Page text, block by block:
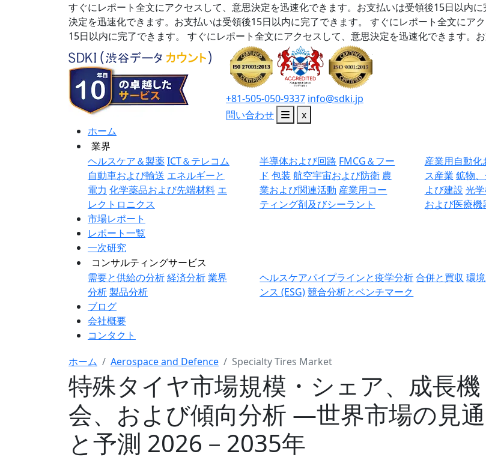
すぐにレポート全文にアクセスして、意思決定を迅速化できます。お支払いは受領後15日以内に
決定を迅速化できます。お支払いは受領後15日以内に完了できます。
すぐにレポート全文にア
15日以内に完了できます。
すぐにレポート全文にアクセスして、意思決定を迅速化できます。
+81-505-050-9337 info@sdki.jp
問い合わせ
x
ホーム
業界
ヘルスケア＆製薬ICT＆テレコム
自動車および輸送 エネルギーと
電力 化学薬品および先端材料 エ
レクトロニクス
半導体および回路 FMCG＆フー
ド 包装 航空宇宙および防衛 農
業および関連活動 産業用コー
ティング剤及びシーラント
産業用自動化
ス産業 鉱物
よび建設 光学
および医療機
市場レポート
レポート一覧
一次研究
コンサルティングサービス
需要と供給の分析経済分析業界
分析製品分析
ヘルスケアパイプラインと疫学分析合併と買収 環
ンス (ESG)競合分析とベンチマーク
ブログ
会社概要
コンタクト
ホーム Aerospace and Defence Specialty Tires Market
特殊タイヤ市場規模・シェア、成長機
会、および傾向分析 ―世界市場の見
と予測 2026－2035年